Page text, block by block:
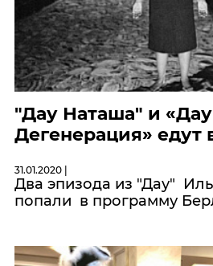
"Дау Наташа" и «Дау
Дегенерация» едут
31.01.2020 |
Два эпизода из "Дау"
попали в программу